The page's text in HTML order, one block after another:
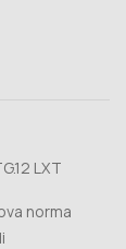
LXT
norma